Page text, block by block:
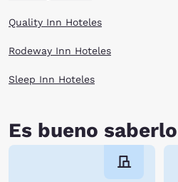
Quality Inn Hoteles
Rodeway Inn Hoteles
Sleep Inn Hoteles
Es bueno saberlo